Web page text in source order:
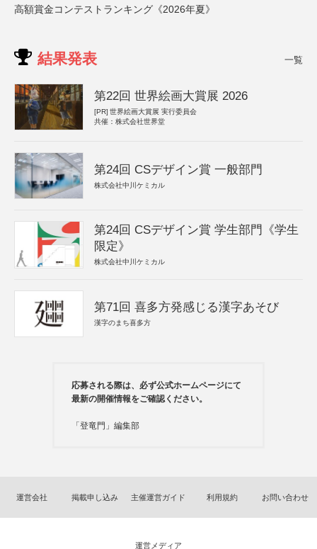
高額賞金コンテストランキング《2026年夏》
結果発表 一覧
第22回 世界絵画大賞展 2026
[PR] 世界絵画大賞展 実行委員会
共催：株式会社世界堂
第24回 CSデザイン賞 一般部門
株式会社中川ケミカル
第24回 CSデザイン賞 学生部門《学生
限定》
株式会社中川ケミカル
第71回 喜多方発感じる漢字あそび
漢字のまち喜多方
応募される際は、必ず公式ホームページにて
最新の開催情報をご確認ください。
「登竜門」編集部
運営会社 掲載申し込み 主催運営ガイド 利用規約 お問い合わせ
運営メディア